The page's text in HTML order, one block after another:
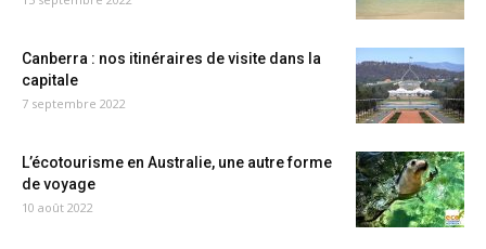
Canberra : nos itinéraires de visite dans la
capitale
7 septembre 2022
L’écotourisme en Australie, une autre forme
de voyage
10 août 2022